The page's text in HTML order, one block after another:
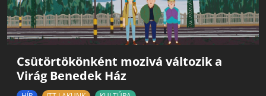
Csütörtökönként mozivá változik a
Virág Benedek Ház